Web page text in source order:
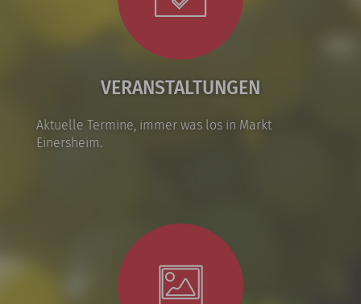
VERANSTALTUNGEN
Aktuelle Termine, immer was los in Markt
Einersheim.